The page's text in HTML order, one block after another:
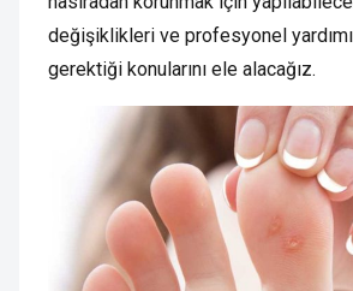
değişiklikleri ve profesyonel
gerektiği konularını ele alacağız.